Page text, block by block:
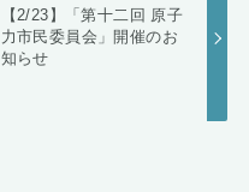
【2/23】「第十二回 原子
力市民委員会」開催のお
知らせ